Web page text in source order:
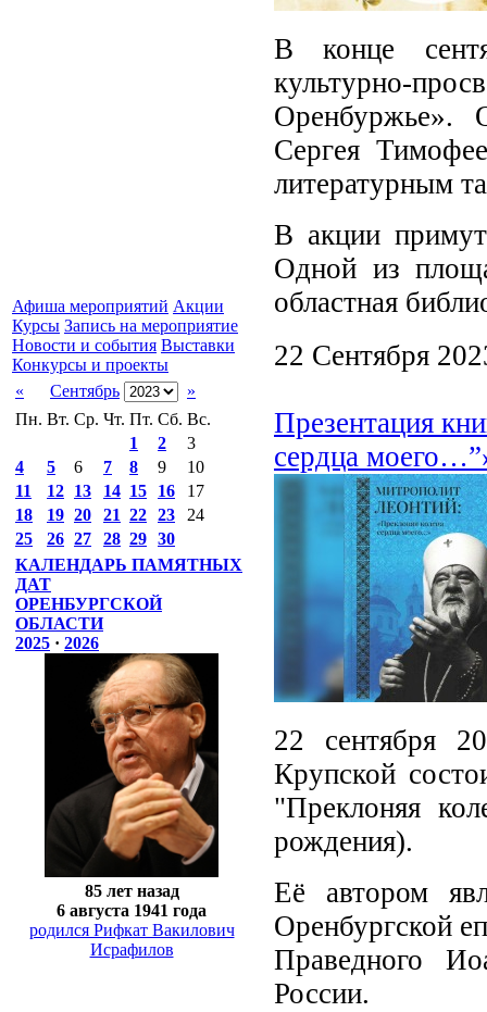
Афиша мероприятий Акции
Курсы Запись на мероприятие
Новости и события Выставки
Конкурсы и проекты
«
Сентябрь
»
Пн. Вт. Ср. Чт. Пт. Сб. Вс.
1
2
3
4
5 6 7 8 9
10
11
12 13 14 15 16
17
18
19 20 21 22 23
24
25
26 27 28 29 30
КАЛЕНДАРЬ ПАМЯТНЫХ
ДАТ
ОРЕНБУРГСКОЙ
ОБЛАСТИ
2025 · 2026
85 лет назад
6 августа 1941 года
родился Рифкат Вакилович
Исрафилов
В конце
культурно-
Оренбуржье».
Сергея
литературным
В акции примут
Одной из
областная
22 Сентября
Презентация
сердца
22 сентября
Крупской
"Преклоняя
рождения).
Её автором
Оренбургской
Праведного
России.